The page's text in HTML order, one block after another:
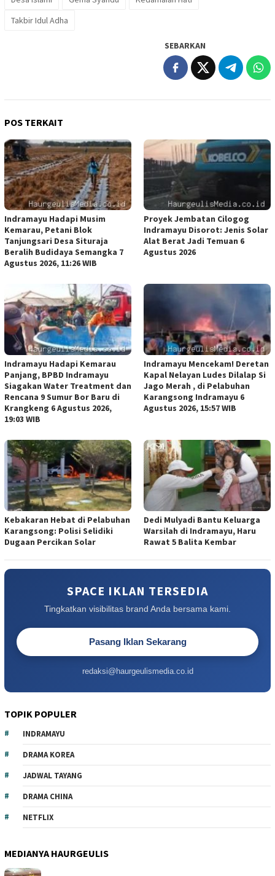
Takbir Idul Adha
SEBARKAN
POS TERKAIT
Indramayu Hadapi Musim
Kemarau, Petani Blok
Tanjungsari Desa Situraja
Beralih Budidaya Semangka 7
Agustus 2026, 11:26 WIB
Proyek Jembatan Cilogog
Indramayu Disorot: Jenis Solar
Alat Berat Jadi Temuan 6
Agustus 2026
Indramayu Hadapi Kemarau
Panjang, BPBD Indramayu
Siagakan Water Treatment dan
Rencana 9 Sumur Bor Baru di
Krangkeng 6 Agustus 2026,
19:03 WIB
Indramayu Mencekam! Deretan
Kapal Nelayan Ludes Dilalap Si
Jago Merah , di Pelabuhan
Karangsong Indramayu 6
Agustus 2026, 15:57 WIB
Kebakaran Hebat di Pelabuhan
Karangsong: Polisi Selidiki
Dugaan Percikan Solar
Dedi Mulyadi Bantu Keluarga
Warsilah di Indramayu, Haru
Rawat 5 Balita Kembar
SPACE IKLAN TERSEDIA
Tingkatkan visibilitas brand Anda bersama kami.
Pasang Iklan Sekarang
redaksi@haurgeulismedia.co.id
TOPIK POPULER
INDRAMAYU
DRAMA KOREA
JADWAL TAYANG
DRAMA CHINA
NETFLIX
MEDIANYA HAURGEULIS